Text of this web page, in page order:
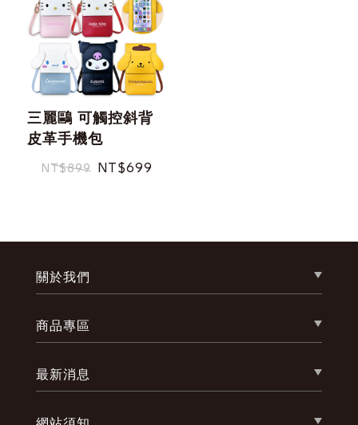
三麗鷗 可觸控斜背
皮革手機包
NT$899 NT$699
關於我們
商品專區
最新消息
忘記您的密碼了?